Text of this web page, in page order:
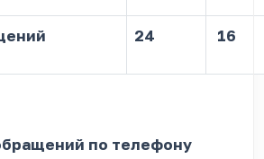
24 16
по телефону